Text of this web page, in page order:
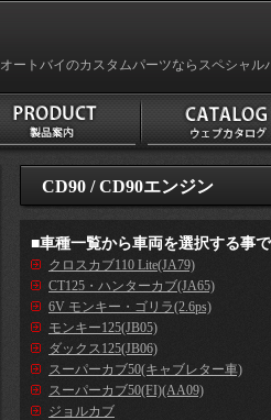
オートバイのカスタムパーツならスペシャル
CD90 / CD90エンジン
■車種一覧から車両を選択する事
クロスカブ110 Lite(JA79)
CT125・ハンターカブ(JA65)
6V モンキー・ゴリラ(2.6ps)
モンキー125(JB05)
ダックス125(JB06)
スーパーカブ50(キャブレター車)
スーパーカブ50(FI)(AA09)
ジョルカブ